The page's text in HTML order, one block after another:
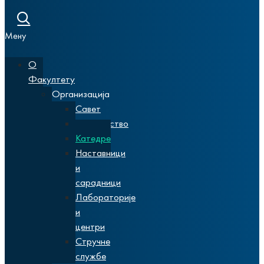
Мену
О
Факултету
Организација
Савет
Руководство
Катедре
Наставници
и
сарадници
Лабораторије
и
центри
Стручне
службе